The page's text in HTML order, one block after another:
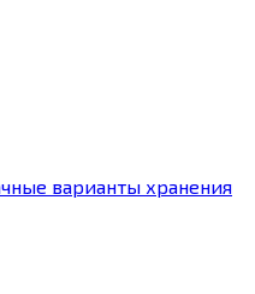
варианты хранения